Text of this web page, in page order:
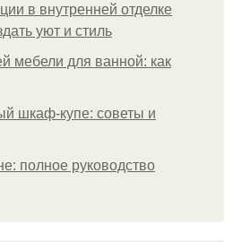
в внутренней отделке
уют и стиль
мебели для ванной: как
шкаф-купе: советы и
полное руководство